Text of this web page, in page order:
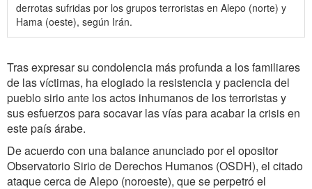
derrotas sufridas por los ‎grupos terroristas en Alepo (norte) y
Hama (oeste), según Irán.‎
Tras expresar su condolencia más profunda a los familiares
de las víctimas, ha elogiado la resistencia y paciencia del
pueblo sirio ante los actos inhumanos de los terroristas y
sus esfuerzos para socavar las vías para acabar la crisis en
este país árabe.
De acuerdo con una balance anunciado por el opositor
Observatorio Sirio de Derechos Humanos (OSDH), el citado
ataque cerca de Alepo (noroeste), que se perpetró el